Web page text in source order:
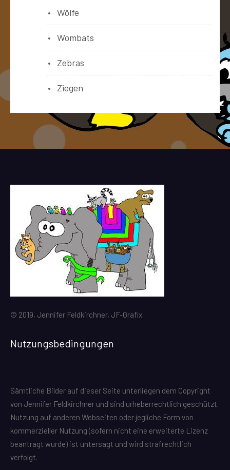
Wölfe
Wombats
Zebras
Ziegen
© 2019, Jennifer Feldkirchner, JF-Grafix
Nutzungsbedingungen
Sämtliche Bilder auf dieser Seite unterliegen dem Copyright
von Jennifer Feldkirchner und sind urheberrechtlich geschützt.
Nutzung auf anderen Webseiten oder jegliche Form von
kommerzieller Nutzung (sofern nicht eine erweiterte Lizenz
beantragt wurde) ist untersagt und wird strafrechtlich
verfolgt.